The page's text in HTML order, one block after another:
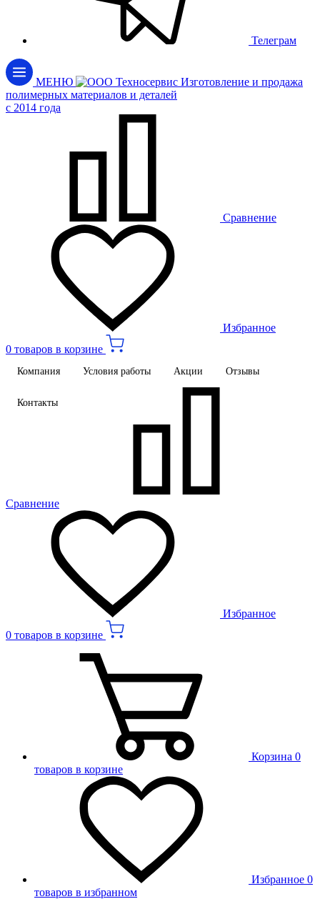
Телеграм
МЕНЮ
Изготовление и продажа
полимерных материалов и деталей
c 2014 года
Сравнение
Избранное
0 товаров в корзине
Компания Условия работы Акции Отзывы
Контакты
Сравнение
Избранное
0 товаров в корзине
Корзина 0
товаров в корзине
Избранное 0
товаров в избранном